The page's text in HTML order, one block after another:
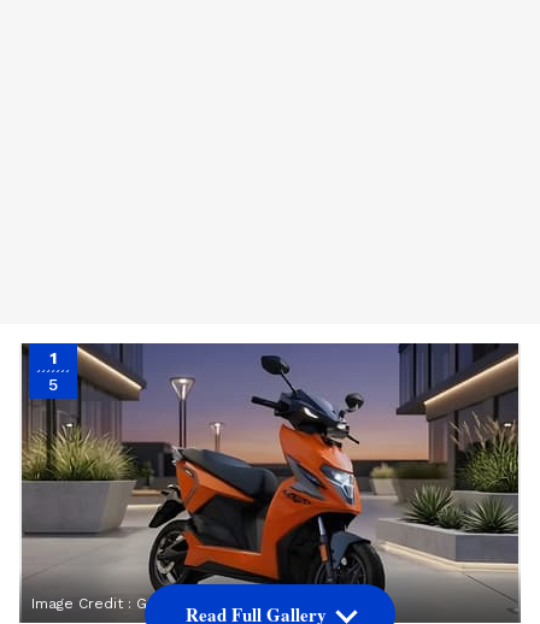
1
5
Image Credit : Google Read Full Gallery